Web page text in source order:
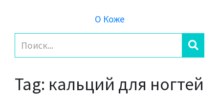
О Коже
Tag: кальций для ногтей